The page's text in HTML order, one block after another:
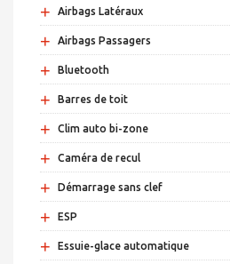
+ Airbags Latéraux
+ Airbags Passagers
+ Bluetooth
+ Barres de toit
+ Clim auto bi-zone
+ Caméra de recul
+ Démarrage sans clef
+ ESP
+ Essuie-glace automatique